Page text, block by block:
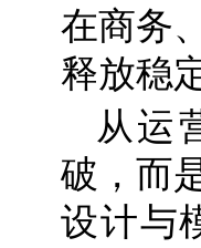
在商务
释放稳
从运
破，而
设计与